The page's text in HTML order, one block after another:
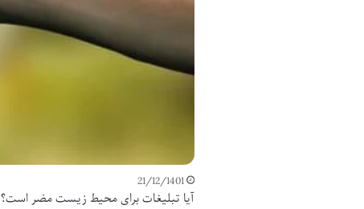
21/12/1401
آیا تبلیغات برای محیط زیست مضر است؟